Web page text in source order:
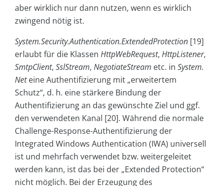
aber wirklich nur dann nutzen, wenn es wirklich
zwingend nötig ist.
System.Security.Authentication.ExtendedProtection [19]
erlaubt für die Klassen HttpWebRequest, HttpListener,
SmtpClient, SslStream, NegotiateStream etc. in System.
Neteine Authentifizierung mit „erweitertem
Schutz“, d. h. eine stärkere Bindung der
Authentifizierung an das gewünschte Ziel und ggf.
den verwendeten Kanal [20]. Während die normale
Challenge-Response-Authentifizierung der
Integrated Windows Authentication (IWA) universell
ist und mehrfach verwendet bzw. weitergeleitet
werden kann, ist das bei der „Extended Protection“
nicht möglich. Bei der Erzeugung des